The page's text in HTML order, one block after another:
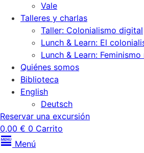
Vale
Talleres y charlas
Taller: Colonialismo digital
Lunch & Learn: El
Lunch & Learn:
Quiénes somos
Biblioteca
English
Deutsch
Reservar una excursión
0,00 € 0 Carrito
Menú